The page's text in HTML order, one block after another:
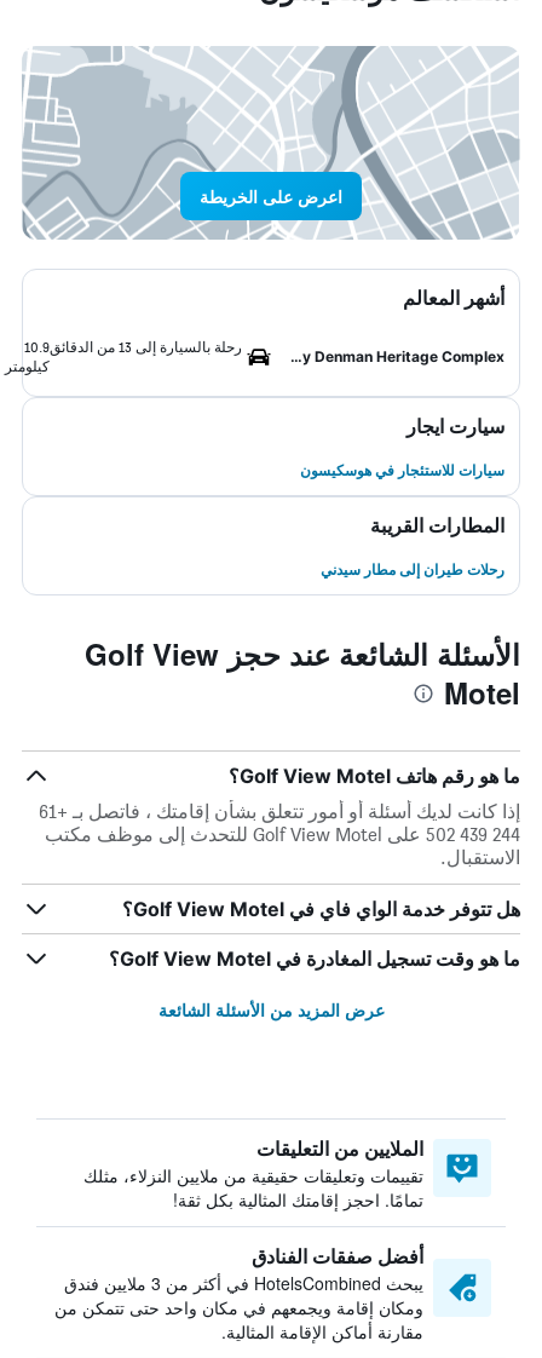
اعرض على الخريطة
أشهر المعالم
Lady Denman Heritage Complex
رحلة بالسيارة إلى 13 من الدقائق
10.9
كيلومتر
سيارت ايجار
سيارات للاستئجار في هوسكيسون
المطارات القريبة
رحلات طيران إلى مطار سيدني
الأسئلة الشائعة عند حجز Golf View
Motel
ما هو رقم هاتف Golf View Motel؟
إذا كانت لديك أسئلة أو أمور تتعلق بشأن إقامتك ، فاتصل بـ +61
244 439 502 على Golf View Motel للتحدث إلى موظف مكتب
الاستقبال.
هل تتوفر خدمة الواي فاي في Golf View Motel؟
ما هو وقت تسجيل المغادرة في Golf View Motel؟
عرض المزيد من الأسئلة الشائعة
الملايين من التعليقات
تقييمات وتعليقات حقيقية من ملايين النزلاء، مثلك
تمامًا. احجز إقامتك المثالية بكل ثقة!
أفضل صفقات الفنادق
يبحث HotelsCombined في أكثر من 3 ملايين فندق
ومكان إقامة ويجمعهم في مكان واحد حتى تتمكن من
مقارنة أماكن الإقامة المثالية.